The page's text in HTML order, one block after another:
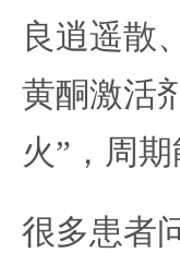
良逍遥散
黄酮激活
火”，周期
很多患者